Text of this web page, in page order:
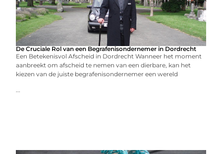
De Cruciale Rol van een Begrafenisondernemer in Dordrecht
Een Betekenisvol Afscheid in Dordrecht Wanneer het moment
aanbreekt om afscheid te nemen van een dierbare, kan het
kiezen van de juiste begrafenisondernemer een wereld
...